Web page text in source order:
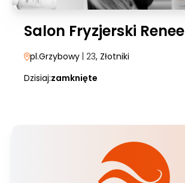
Salon Fryzjerski Renee
pl.Grzybowy | 23, Złotniki
Dzisiaj:zamknięte